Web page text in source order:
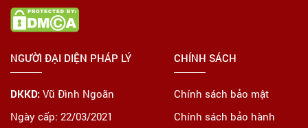
NGƯỜI ĐẠI DIỆN PHÁP LÝ
DKKD: Vũ Đình Ngoãn
Ngày cấp: 22/03/2021
CHÍNH SÁCH
Chính sách bảo mật
Chính sách bảo hành